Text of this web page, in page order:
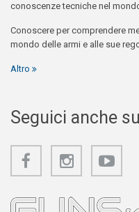
conoscenze tecniche nel
Conoscere per comprendere
mondo delle armi e alle sue
Altro
Seguici anche su